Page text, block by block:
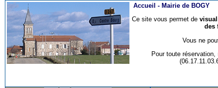
Accueil - Mairie de BOGY
Ce site vous permet de
des
Vous ne
Pour toute